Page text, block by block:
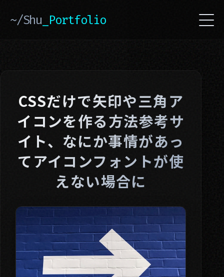
~/Shu _Portfolio
CSSだけで矢印や三角ア
イコンを作る方法参考サ
イト、なにか事情があっ
てアイコンフォントが使
えない場合に